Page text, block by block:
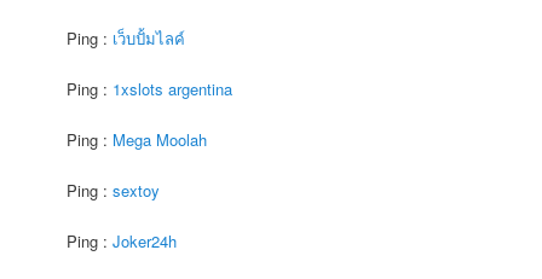
Ping : เว็บปั้มไลค์
Ping : 1xslots argentina
Ping : Mega Moolah
Ping :sextoy
Ping :Joker24h